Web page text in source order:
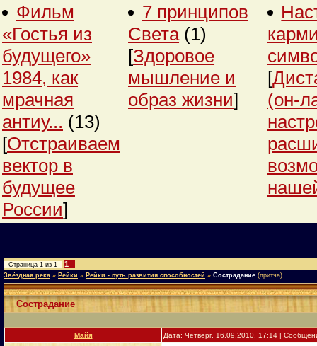
Фильм
«Гостья из
будущего»
1984, как
мрачная
антиу... (13)
[Отстраиваем
вектор в
будущее
России]
7 принципов
Света (1)
[Здоровое
мышление и
образ жизни]
[
(он-
Страница 1 из 1 1
Звёздная река » Рейки » Рейки - путь развития способностей » Сострадание (притча)
Сострадание
Майя Дата: Четверг, 16.09.2010, 17:14 |